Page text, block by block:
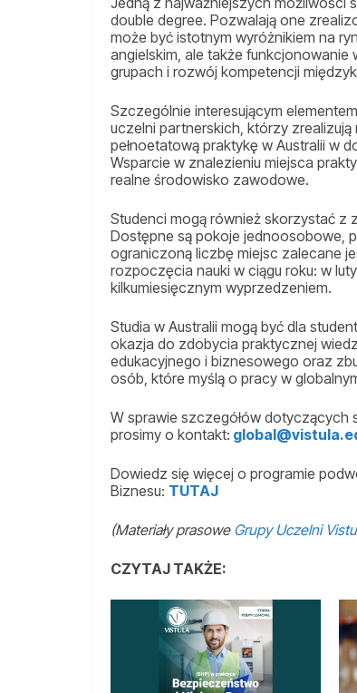
double degree. Pozwalają one
może być istotnym wyróżnikiem na
angielskim, ale także
grupach i rozwój kompetencji
Szczególnie interesującym
uczelni partnerskich, którzy zrealizują
pełnoetatową praktykę w Australii w
Wsparcie w znalezieniu miejsca
realne środowisko zawodowe.
Studenci mogą również skorzystać z
Dostępne są pokoje jednoosobowe,
ograniczoną liczbę miejsc zalecane
rozpoczęcia nauki w ciągu roku: w
kilkumiesięcznym wyprzedzeniem.
Studia w Australii mogą być dla
okazja do zdobycia praktycznej
edukacyjnego i biznesowego oraz
osób, które myślą o pracy w
W sprawie szczegółów dotyczących
prosimy o kontakt:
Dowiedz się więcej o programie
Biznesu: TUTAJ
(Materiały prasowe Grupy Uczelni
CZYTAJ TAKŻE: